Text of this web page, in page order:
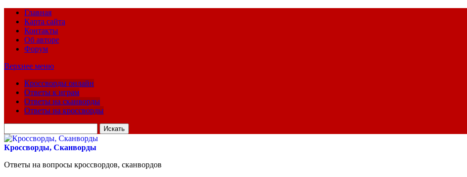
Главная
Карта сайта
Контакты
Об авторе
Форум
Верхнее меню
Кроссворды онлайн
Ответы к играм
Ответы на сканворды
Ответы на кроссворды
для:
Кроссворды, Сканворды
Ответы на вопросы кроссвордов, сканвордов